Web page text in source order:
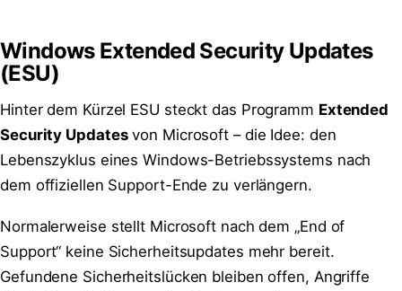
Windows Extended Security Updates
(ESU)
Hinter dem Kürzel ESU steckt das Programm Extended
Security Updatesvon Microsoft – die Idee: den
Lebenszyklus eines Windows-Betriebssystems nach
dem offiziellen Support-Ende zu verlängern.
Normalerweise stellt Microsoft nach dem „End of
Support“ keine Sicherheitsupdates mehr bereit.
Gefundene Sicherheitslücken bleiben offen, Angriffe